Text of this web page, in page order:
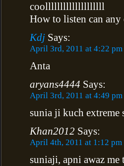
coollllllllllllllllllll
How to listen can
Kdj Says:
April 3rd, 2011 at 4:22 pm
Anta
aryans4444 Says:
April 3rd, 2011 at 4:49 pm
sunia ji kuch extreme
Khan2012 Says:
April 4th, 2011 at 1:12 pm
suniaji, apni awaz me